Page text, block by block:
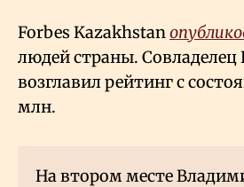
Forbes Kazakhstan
людей страны. Совладелец
возглавил рейтинг с
млн.
На втором месте